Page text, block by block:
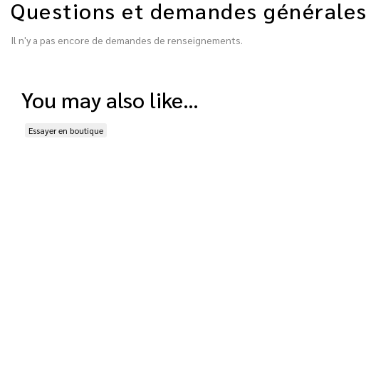
Questions et demandes générales
Il n'y a pas encore de demandes de renseignements.
you may also like…
Essayer en boutique